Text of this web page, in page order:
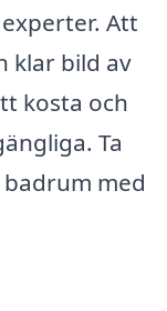
Att
klar bild av
kosta och
Ta
med